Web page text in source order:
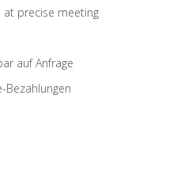
at precise meeting
auf Anfrage
Bezahlungen